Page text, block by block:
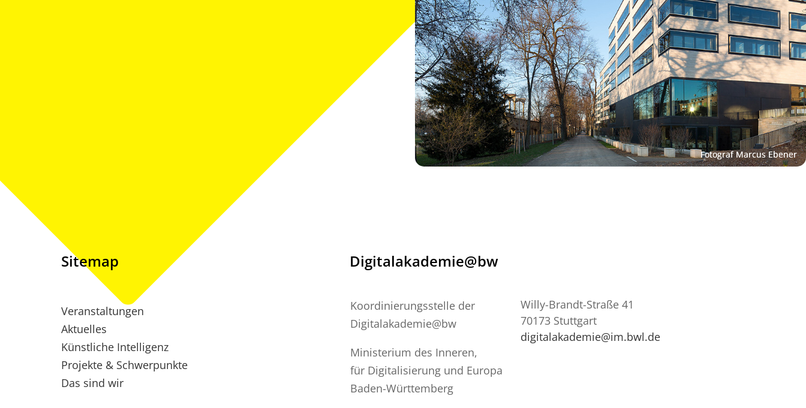
Sitemap
Veranstaltungen
Aktuelles
Künstliche Intelligenz
Projekte & Schwerpunkte
Das sind wir
Digitalakademie@bw
Koordinierungsstelle der
Digitalakademie@bw
Ministerium des Inneren,
für Digitalisierung und Europa
Baden-Württemberg
Willy-Brandt-Straße 41
70173 Stuttgart
digitalakademie@im.bwl.de